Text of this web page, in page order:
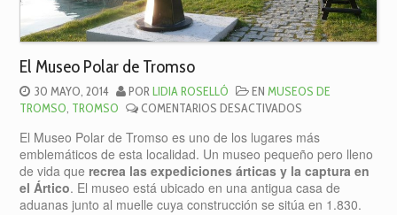
El Museo Polar de Tromso
30 MAYO, 2014 PORLIDIA ROSELLÓ ENMUSEOS DE
TROMSO, TROMSO COMENTARIOS DESACTIVADOS
MUSEO
POLAR
DE
TROMSO
El Museo Polar de Tromso es uno de los lugares más
emblemáticos de esta localidad. Un museo pequeño pero lleno
de vida que recrea las expediciones árticas y la captura en
el Ártico. El museo está ubicado en una antigua casa de
aduanas junto al muelle cuya construcción se sitúa en 1.830.